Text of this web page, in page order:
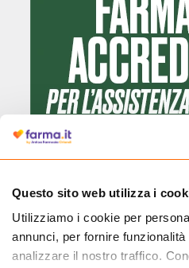
Questo sito web utilizza i
Utilizziamo i cookie per
annunci, per fornire
analizzare il nostro traffico.
Cliccando il badge, puoi verificare che
autorizzata dal Ministero della Salute a
medicinali.